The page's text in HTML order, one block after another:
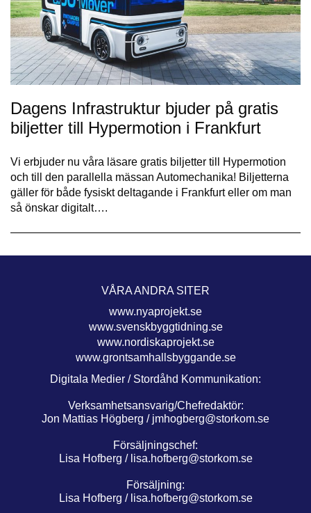
Dagens Infrastruktur bjuder på gratis
biljetter till Hypermotion i Frankfurt
Vi erbjuder nu våra läsare gratis biljetter till Hypermotion
och till den parallella mässan Automechanika! Biljetterna
gäller för både fysiskt deltagande i Frankfurt eller om man
så önskar digitalt….
VÅRA ANDRA SITER
www.nyaprojekt.se
www.svenskbyggtidning.se
www.nordiskaprojekt.se
www.grontsamhallsbyggande.se
Digitala Medier / Stordåhd Kommunikation:
Verksamhetsansvarig/Chefredaktör:
Jon Mattias Högberg / jmhogberg@storkom.se
Försäljningschef:
Lisa Hofberg / lisa.hofberg@storkom.se
Försäljning:
Lisa Hofberg / lisa.hofberg@storkom.se